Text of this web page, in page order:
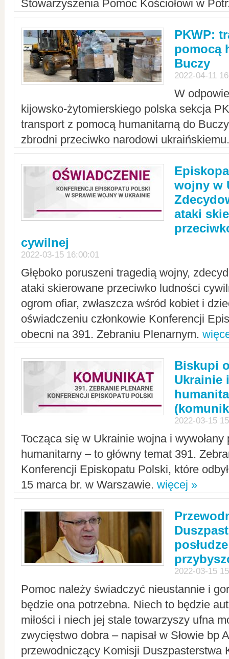
Stowarzyszenia Pomoc Kościołowi w
PKWP:
pomocą
Buczy
2022-04-11
W
kijowsko-żytomierskiego polska sekcja
transport z pomocą humanitarną do
zbrodni przeciwko narodowi
wojny w
ataki
cywilnej
2022-03-15 16:00:01
Głęboko poruszeni tragedią wojny,
ataki skierowane przeciwko ludności
ogrom ofiar, zwłaszcza wśród kobiet i
oświadczeniu członkowie Konferencji
obecni na 391. Zebraniu Plenarnym.
Biskupi
Ukrainie
2022-03-15
Tocząca się w Ukrainie wojna i
humanitarny – to główny temat 391.
Konferencji Episkopatu Polski, które
15 marca br. w Warszawie. więcej »
2022-03-15
Pomoc należy świadczyć nieustannie i
będzie ona potrzebna. Niech to będzie
miłości i niech jej stale towarzyszy ufna
zwycięstwo dobra – napisał w Słowie bp
przewodniczący Komisji Duszpasterstwa